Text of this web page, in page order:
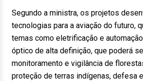
Segundo a ministra, os projetos
tecnologias para a aviação do futuro,
temas como eletrificação e
óptico de alta definição, que poderá
monitoramento e vigilância de
proteção de terras indígenas, defesa